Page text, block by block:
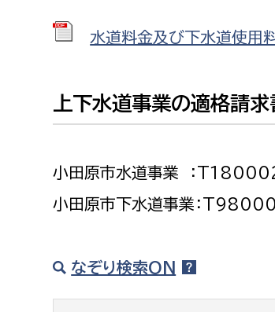
道水路整備課
上下水道局
水道整備課
下水道整備課
水道料金及び下水道使用
上下水道事業の適格請
小田原市水道事業 ：
小田原市下水道事業：
なぞり検索ON